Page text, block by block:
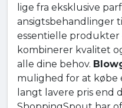
lige fra eksklusive
ansigtsbehandlinger
essentielle produkter
kombinerer kvalitet
alle dine behov.
mulighed for at købe
langt lavere pris end